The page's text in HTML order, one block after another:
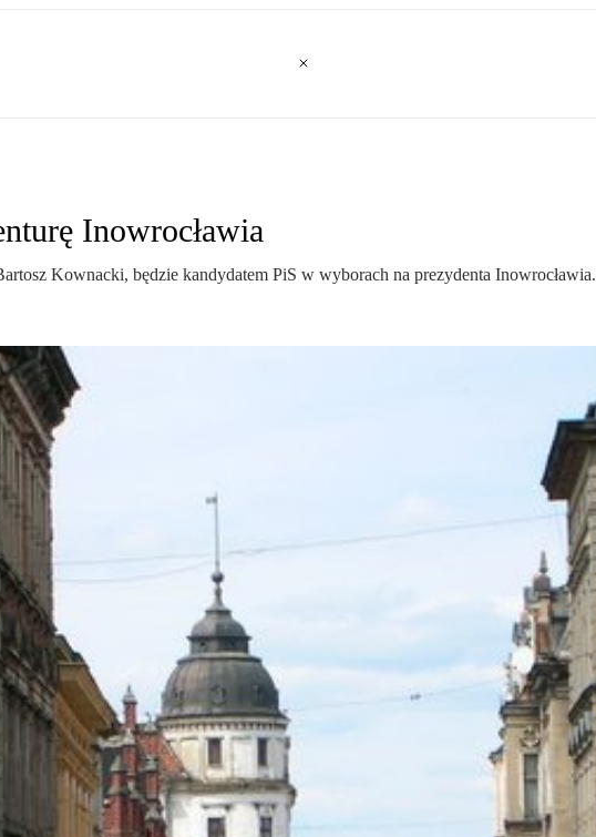
Inowrocławia
Kownacki, będzie kandydatem PiS w wyborach na prezydenta Inowrocławia.